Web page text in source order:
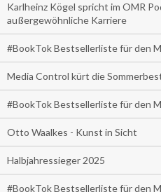
Karlheinz Kögel spricht im OMR
außergewöhnliche Karriere
#BookTok Bestsellerliste für den
Media Control kürt die
#BookTok Bestsellerliste für den
Otto Waalkes - Kunst in Sicht
Halbjahressieger 2025
#BookTok Bestsellerliste für den